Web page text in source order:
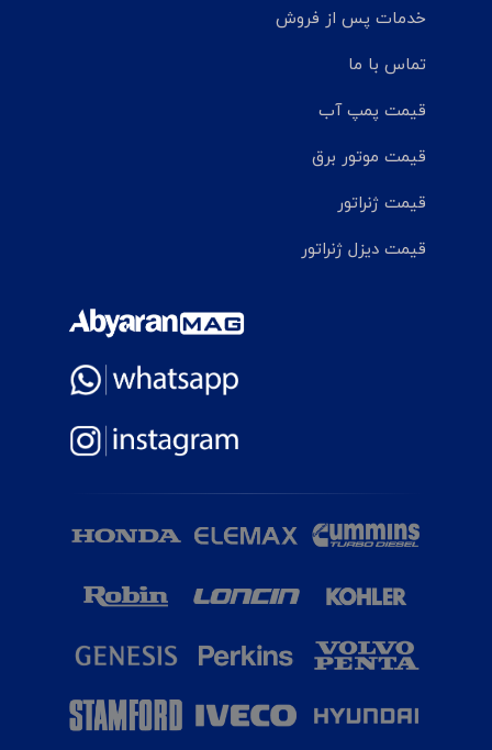
خدمات پس از فروش
تماس با ما
قیمت پمپ آب
قیمت موتور برق
قیمت ژنراتور
قیمت دیزل ژنراتور